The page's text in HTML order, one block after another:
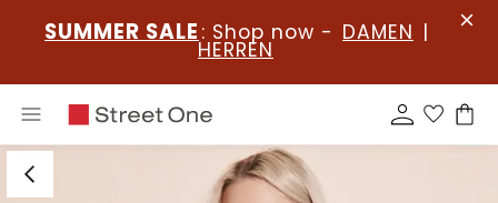
SUMMER SALE : Shop now - DAMEN |
HERREN